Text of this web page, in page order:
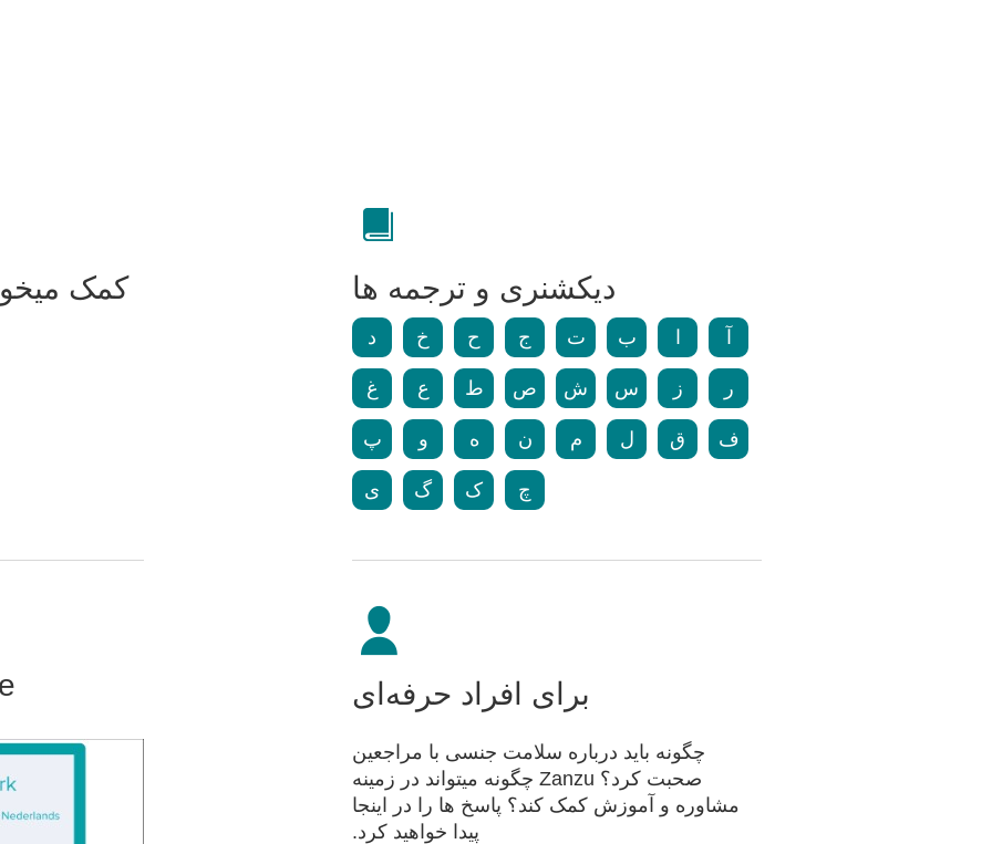
دیکشنری و ترجمه ها
آ ا ب ت ج ح خ د
ر ز س ش ص ط ع غ
ف ق ل م ن ه و پ
چ ک گ ی
کمک
برای افراد حرفه‌ای
چگونه باید درباره سلامت جنسی با مراجعین
صحبت کرد؟ Zanzu چگونه میتواند در زمینه
مشاوره و آموزش کمک کند؟ پاسخ ها را در اینجا
پیدا خواهید کرد.